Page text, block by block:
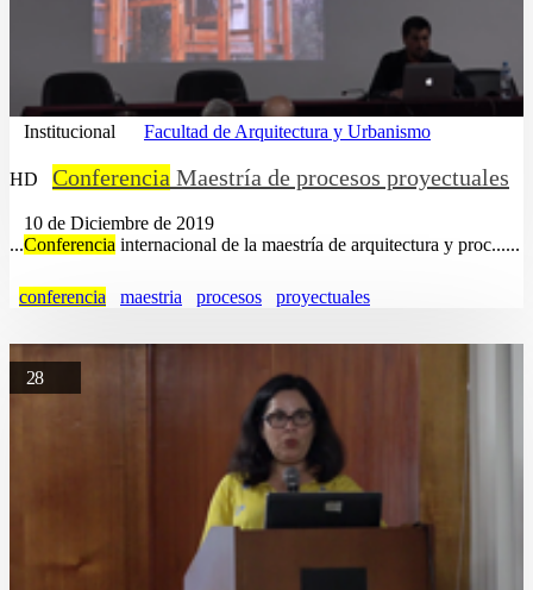
Institucional Facultad de Arquitectura y Urbanismo
HD Conferencia Maestría de procesos proyectuales
10 de Diciembre de 2019
...Conferencia internacional de la maestría de arquitectura y proc......
conferencia maestria procesos proyectuales
28